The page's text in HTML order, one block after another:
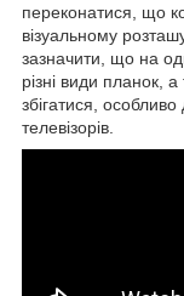
переконатися, що
візуальному
зазначити, що на
різні види планок,
збігатися,
телевізорів.